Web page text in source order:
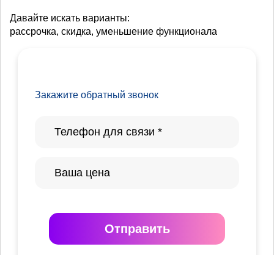
Давайте искать варианты:
рассрочка, скидка, уменьшение функционала
Закажите обратный звонок
Отправить